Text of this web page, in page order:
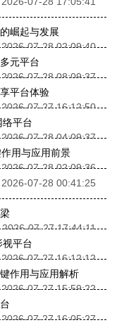
崛起与发展
2026-07-28 02:09:40
元平台
2026-07-28 08:09:37
平台体验
2026-07-27 16:12:50
平台
2026-07-28 04:09:37
用与应用前景
2026-07-28 02:09:36
2026-07-28 00:41:25
2026-07-27 17:44:11
平台
2026-07-27 16:12:12
作用与应用解析
2026-07-27 15:59:22
2026-07-27 16:05:27